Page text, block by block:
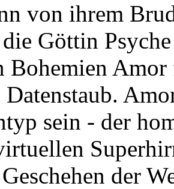
von ihrem
Göttin
Bohemien
sein - der
der